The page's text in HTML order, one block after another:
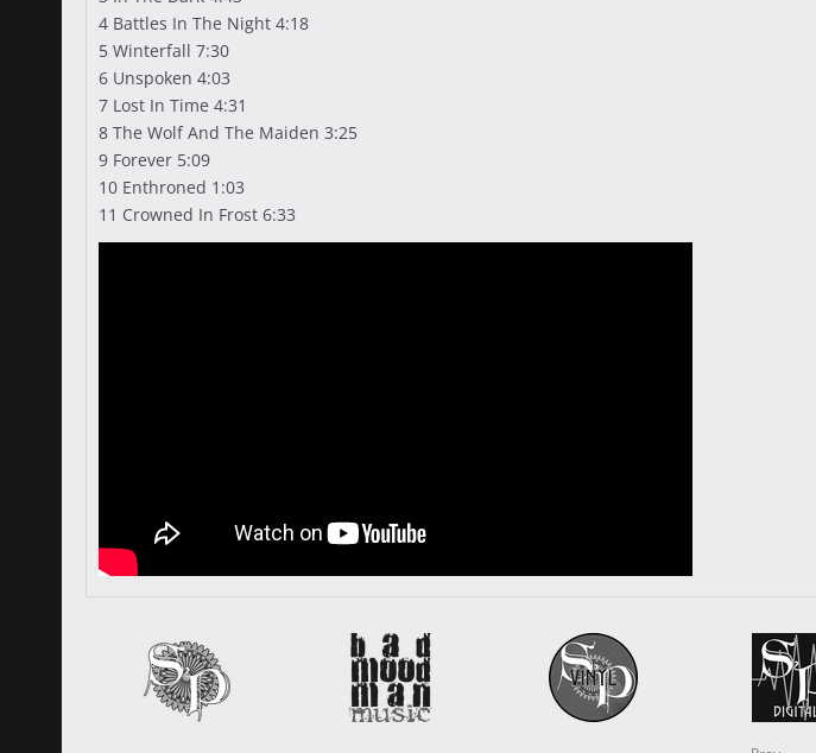
4 Battles In The Night 4:18
5 Winterfall 7:30
6 Unspoken 4:03
7 Lost In Time 4:31
8 The Wolf And The Maiden 3:25
9 Forever 5:09
10 Enthroned 1:03
11 Crowned In Frost 6:33